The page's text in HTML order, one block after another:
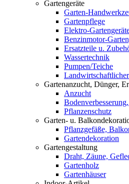
Gartengeräte
Garten-
Gartenpflege
Elektro-
Benzinmotor-
Ersatzteile u.
Wassertechnik
Pumpen/Teiche
Gartenanzucht, Dünger,
Anzucht
Pflanzenschutz
Garten- u.
Pflanzgefäße,
Gartendekoration
Gartengestaltung
Draht, Zäune,
Gartenholz
Gartenhäuser